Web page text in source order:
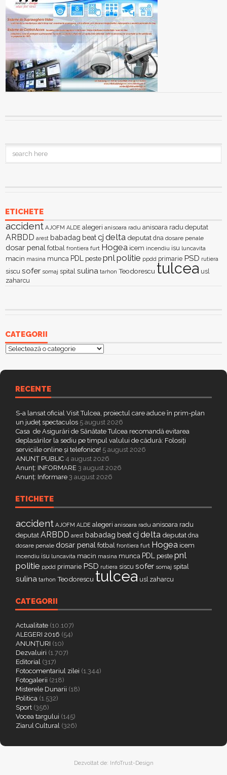
ETICHETE
accident AJOFM ALDE alegeri anisoara radu anisoara radu deputat
ARBDD arest babadag beatcj delta deputat dna dosare penale
dosar penal fotbal frontiera furt Hogea icem incendiu isu luncavita
macin masina munca PDL peste pnl politie ppdd primarie PSD rutiera
siscu sofer somaj spital sulina tarhon Teodorescu tulcea usl
zaharcu
CATEGORII
Categorii
RECENTE
S-a lansat oficial Visit Tulcea, proiectul care aduce în prim-plan
un județ spectaculos 5 august 2026
Casa de Asigurări de Sănătate Tulcea recomandă evitarea
deplasărilor la sediu pe timpul valului de cădură: Folosiți
serviciile online și telefonice! 5 august 2026
ANUNȚ PUBLIC 4 august 2026
Anunț: INFORMARE 3 august 2026
Anunț: Informare 3 august 2026
ETICHETE
accident AJOFM ALDE alegeri anisoara radu anisoara radu
deputat ARBDD arest babadag beatcj delta deputat dna
dosare penale dosar penal fotbal frontiera furt Hogea icem
incendiu isu luncavita macin masina munca PDL peste pnl
politie ppdd primarie PSD rutiera siscu sofer somaj spital
sulina tarhon Teodorescu tulcea usl zaharcu
CATEGORII
Actualitate (10.107)
ALEGERI 2016 (54)
ANUNȚURI (10)
Dezvaluiri (1.707)
Editorial (317)
Fotocomentariul zilei (1.344)
Fotogalerii (218)
Misterele Dunarii (18)
Politica (1.532)
Sport (356)
Vocea targului (145)
Ziarul Cultural (326)
Dezvoltat de: InfoTrust-Design